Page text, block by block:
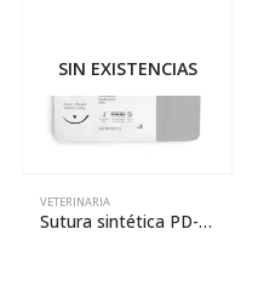
SIN EXISTENCIAS
VETERINARIA
Sutura sintética PD-X USP 3-0 de 70 cm con aguja de 26 mm